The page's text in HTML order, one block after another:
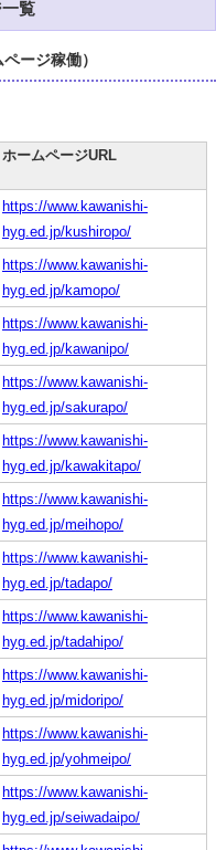
覧
ージ稼働）
ホームページURL
https://www.kawanishi-
hyg.ed.jp/kushiropo/
https://www.kawanishi-
hyg.ed.jp/kamopo/
https://www.kawanishi-
hyg.ed.jp/kawanipo/
https://www.kawanishi-
hyg.ed.jp/sakurapo/
https://www.kawanishi-
hyg.ed.jp/kawakitapo/
https://www.kawanishi-
hyg.ed.jp/meihopo/
https://www.kawanishi-
hyg.ed.jp/tadapo/
https://www.kawanishi-
hyg.ed.jp/tadahipo/
https://www.kawanishi-
hyg.ed.jp/midoripo/
https://www.kawanishi-
hyg.ed.jp/yohmeipo/
https://www.kawanishi-
hyg.ed.jp/seiwadaipo/